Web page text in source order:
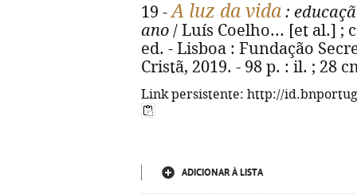
19 -A luz da vida :
ano / Luís Coelho... [et al.] ;
ed. - Lisboa : Fundação
Cristã, 2019. - 98 p. : il. ; 28
Link persistente: http://
ADICIONAR À LISTA